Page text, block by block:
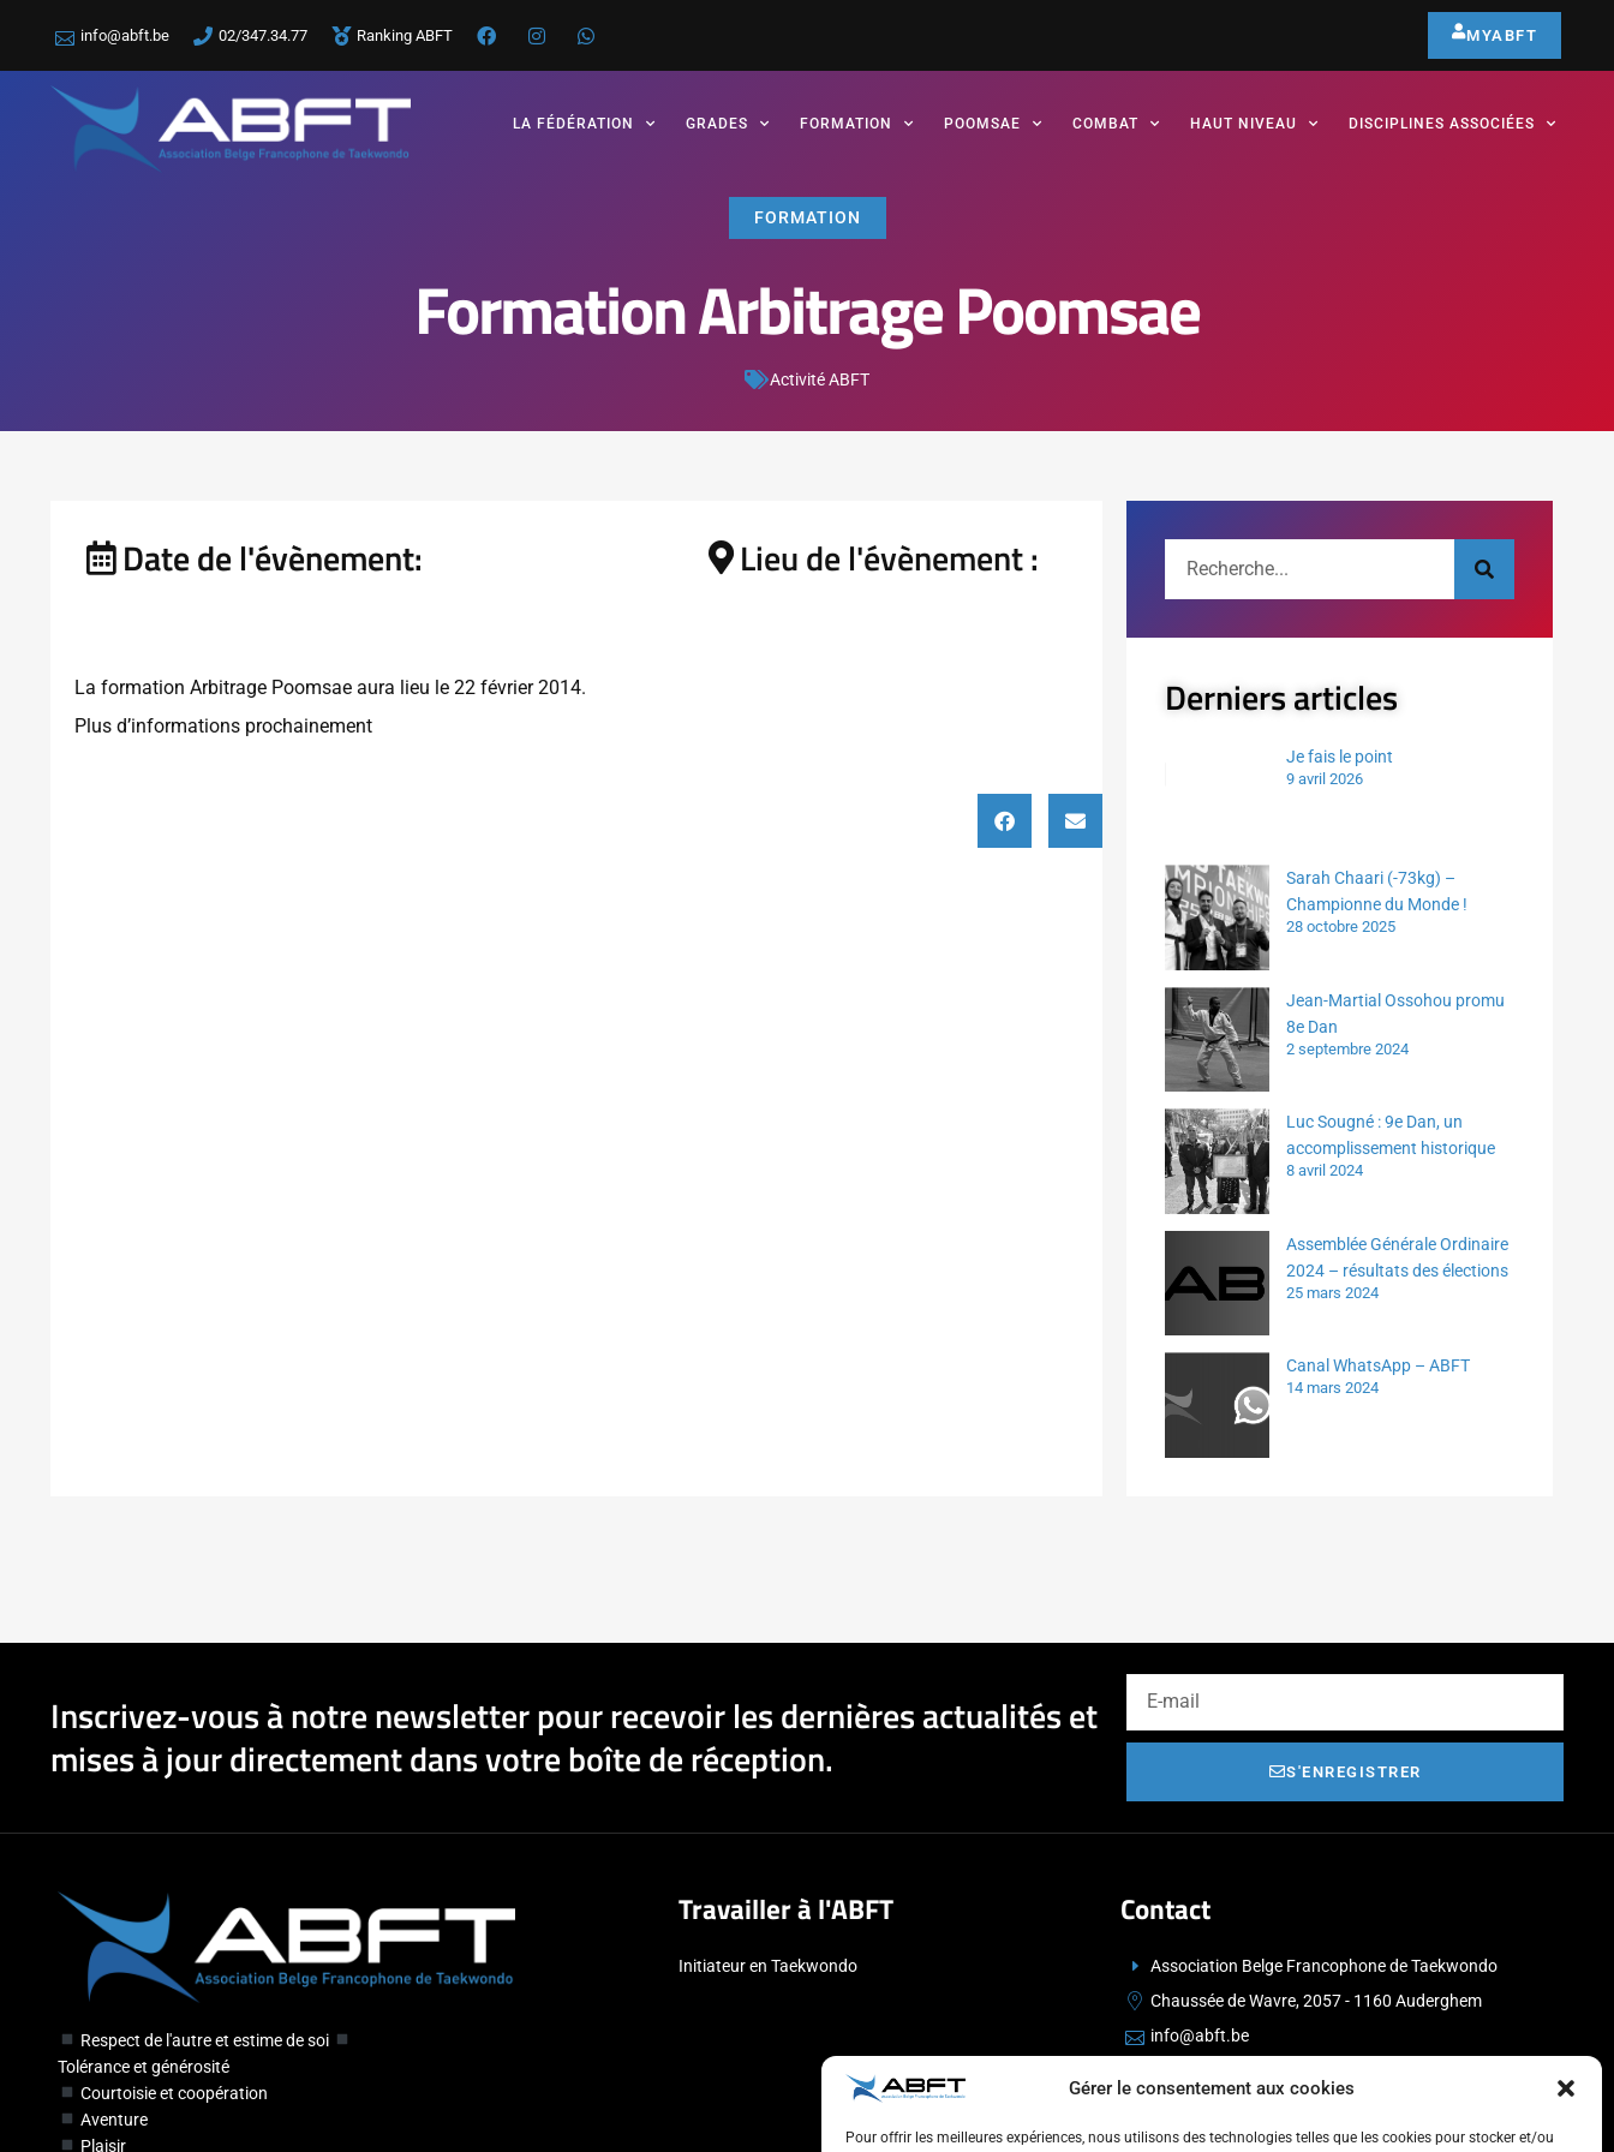
Gérer le consentement aux cookies
Pour offrir les meilleures expériences, nous utilisons des technologies telles que les cookies pour stocker et/ou
info@abft.be 02/347.34.77 Ranking ABFT MYABFT
LA FÉDÉRATION GRADES FORMATION POOMSAE COMBAT HAUT NIVEAU DISCIPLINES ASSOCIÉES
FORMATION
Formation Arbitrage Poomsae
Activité ABFT
Date de l'évènement: Lieu de l'évènement :
La formation Arbitrage Poomsae aura lieu le 22 février 2014.
Plus d’informations prochainement
Derniers articles
Je fais le point
9 avril 2026
Sarah Chaari (-73kg) –
Championne du Monde !
28 octobre 2025
Jean-Martial Ossohou promu
8e Dan
2 septembre 2024
Luc Sougné : 9e Dan, un
accomplissement historique
8 avril 2024
Assemblée Générale Ordinaire
2024 – résultats des élections
25 mars 2024
Canal WhatsApp – ABFT
14 mars 2024
Inscrivez-vous à notre newsletter pour recevoir les dernières actualités et
mises à jour directement dans votre boîte de réception.
S'ENREGISTRER
Respect de l'autre et estime de soi
Tolérance et générosité
Courtoisie et coopération
Aventure
Plaisir
Travailler à l'ABFT
Initiateur en Taekwondo
Contact
Association Belge Francophone de Taekwondo
Chaussée de Wavre, 2057 - 1160 Auderghem
info@abft.be